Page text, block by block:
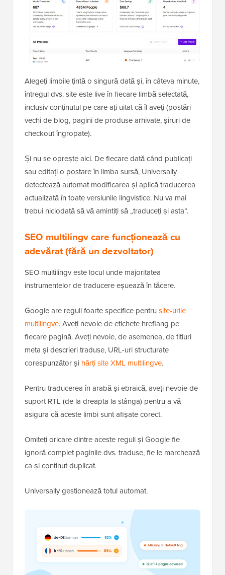
Alegeți limbile țintă o singură dată și, în câteva minute,
întregul dvs. site este live în fiecare limbă selectată,
inclusiv conținutul pe care ați uitat că îl aveți (postări
vechi de blog, pagini de produse arhivate, șiruri de
checkout îngropate).
Și nu se oprește aici. De fiecare dată când publicați
sau editați o postare în limba sursă, Universally
detectează automat modificarea și aplică traducerea
actualizată în toate versiunile lingvistice. Nu va mai
trebui niciodată să vă amintiți să „traduceți și asta”.
SEO multilingv care funcționează cu
adevărat (fără un dezvoltator)
SEO multilingv este locul unde majoritatea
instrumentelor de traducere eșuează în tăcere.
Google are reguli foarte specifice pentru site-urile
multilingve. Aveți nevoie de etichete hreflang pe
fiecare pagină. Aveți nevoie, de asemenea, de titluri
meta și descrieri traduse, URL-uri structurate
corespunzător și hărți site XML multilingve.
Pentru traducerea în arabă și ebraică, aveți nevoie de
suport RTL (de la dreapta la stânga) pentru a vă
asigura că aceste limbi sunt afișate corect.
Omiteți oricare dintre aceste reguli și Google fie
ignoră complet paginile dvs. traduse, fie le marchează
ca și conținut duplicat.
Universally gestionează totul automat.